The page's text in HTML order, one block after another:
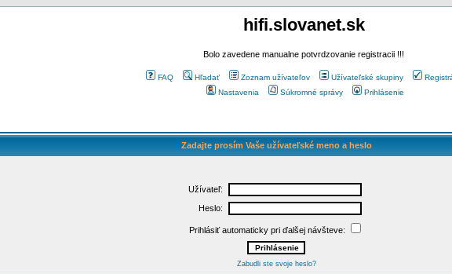
hifi.slovanet.sk
Bolo zavedene manualne potvrdzovanie registracii !!!
FAQ Hľadať Zoznam užívateľov Užívateľské skupiny
Nastavenia
Súkromné správy Prihlásenie
Zadajte prosím Vaše užívateľské meno a heslo
Užívateľ:
Heslo:
Prihlásiť automaticky pri ďalšej návšteve:
Zabudli ste svoje heslo?